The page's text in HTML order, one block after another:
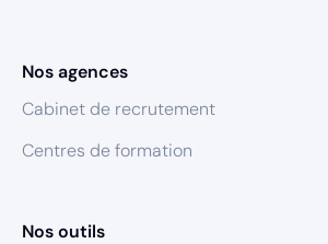
Nos agences
Cabinet de recrutement
Centres de formation
Nos outils